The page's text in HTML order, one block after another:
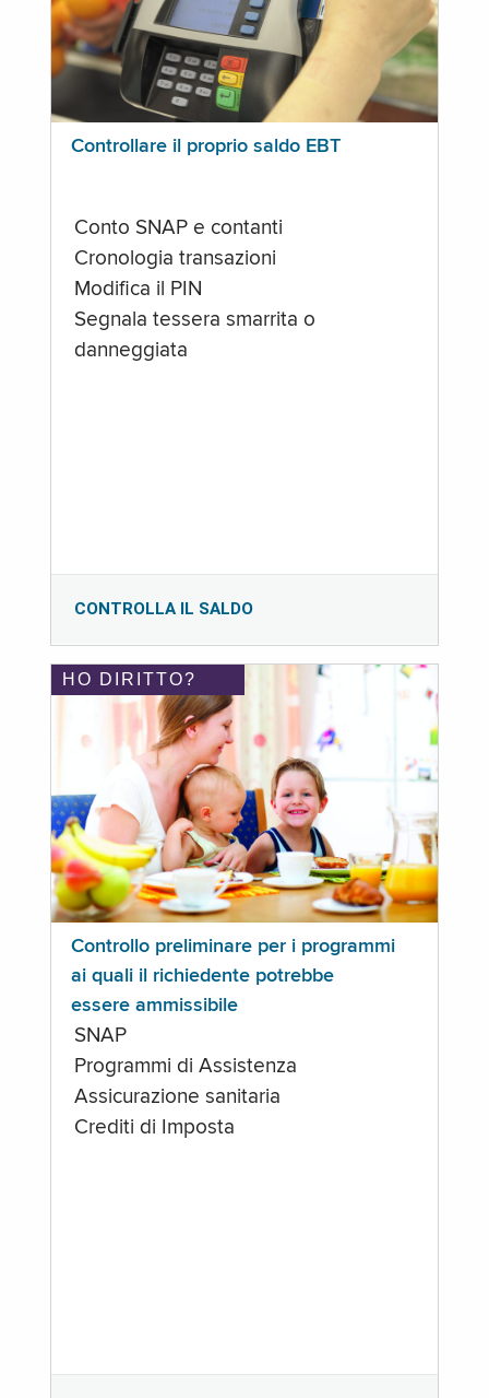
Controllare il proprio saldo EBT
Conto SNAP e contanti
Cronologia transazioni
Modifica il PIN
Segnala tessera smarrita o
danneggiata
CONTROLLA IL SALDO
HO DIRITTO?
Controllo preliminare per i programmi
ai quali il richiedente potrebbe
essere ammissibile
SNAP
Programmi di Assistenza
Assicurazione sanitaria
Crediti di Imposta